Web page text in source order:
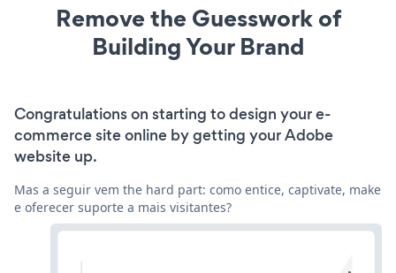
Remove the Guesswork of
Building Your Brand
Congratulations on starting to design your e-
commerce site online by getting your Adobe
website up.
Mas a seguir vem the hard part: como entice, captivate, make
e oferecer suporte a mais visitantes?